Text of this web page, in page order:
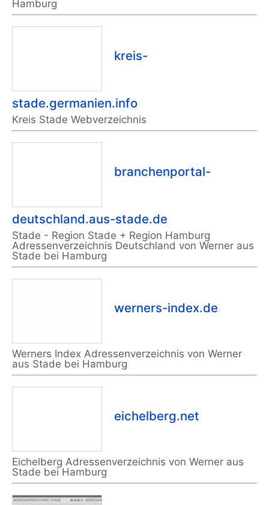
Hamburg
kreis-
stade.germanien.info
Kreis Stade Webverzeichnis
branchenportal-
deutschland.aus-stade.de
Stade - Region Stade + Region Hamburg
Adressenverzeichnis Deutschland von Werner aus
Stade bei Hamburg
werners-index.de
Werners Index Adressenverzeichnis von Werner
aus Stade bei Hamburg
eichelberg.net
Eichelberg Adressenverzeichnis von Werner aus
Stade bei Hamburg